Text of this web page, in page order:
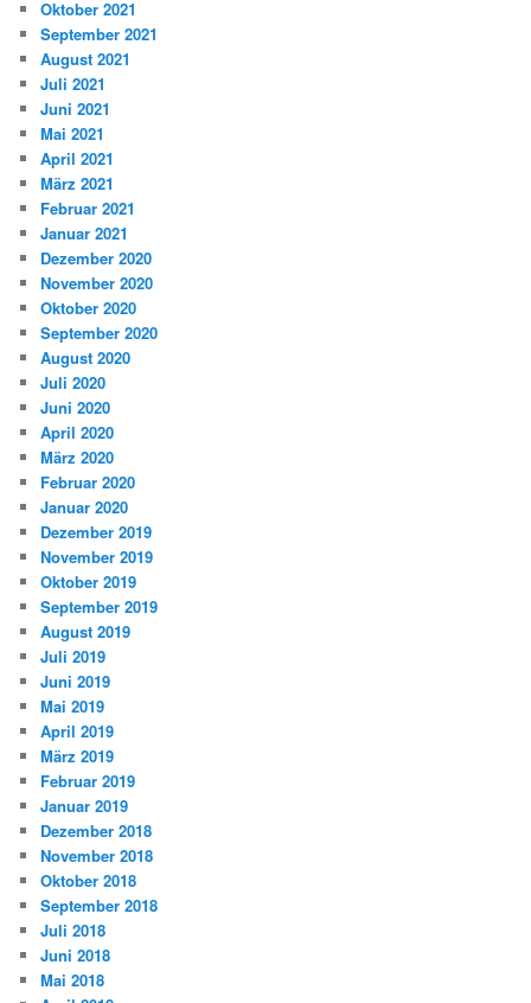
Oktober 2021
September 2021
August 2021
Juli 2021
Juni 2021
Mai 2021
April 2021
März 2021
Februar 2021
Januar 2021
Dezember 2020
November 2020
Oktober 2020
September 2020
August 2020
Juli 2020
Juni 2020
April 2020
März 2020
Februar 2020
Januar 2020
Dezember 2019
November 2019
Oktober 2019
September 2019
August 2019
Juli 2019
Juni 2019
Mai 2019
April 2019
März 2019
Februar 2019
Januar 2019
Dezember 2018
November 2018
Oktober 2018
September 2018
Juli 2018
Juni 2018
Mai 2018